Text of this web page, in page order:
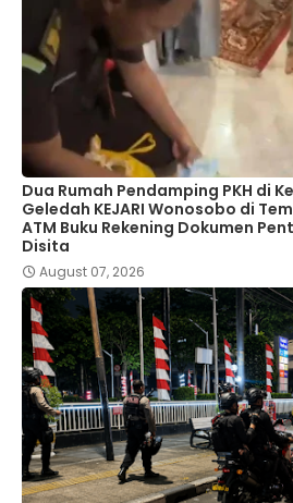
Dua Rumah Pendamping PKH di
Geledah KEJARI Wonosobo di
ATM Buku Rekening Dokumen
Disita
August 07, 2026